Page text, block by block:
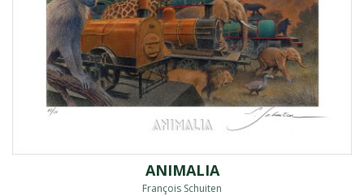
ANIMALIA
François Schuiten